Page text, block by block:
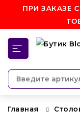
ПРИ ЗАКАЗЕ
Главная